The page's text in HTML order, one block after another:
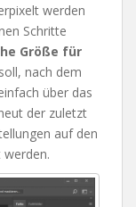
werden
Schritte
Größe für
nach dem
über das
der zuletzt
auf den